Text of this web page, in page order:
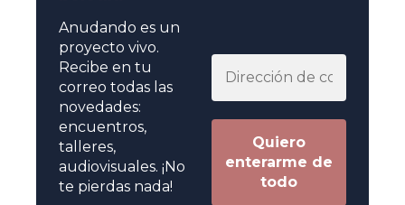
Anudando es un
proyecto vivo.
Recibe en tu
correo todas las
novedades:
encuentros,
talleres,
audiovisuales. ¡No
te pierdas nada!